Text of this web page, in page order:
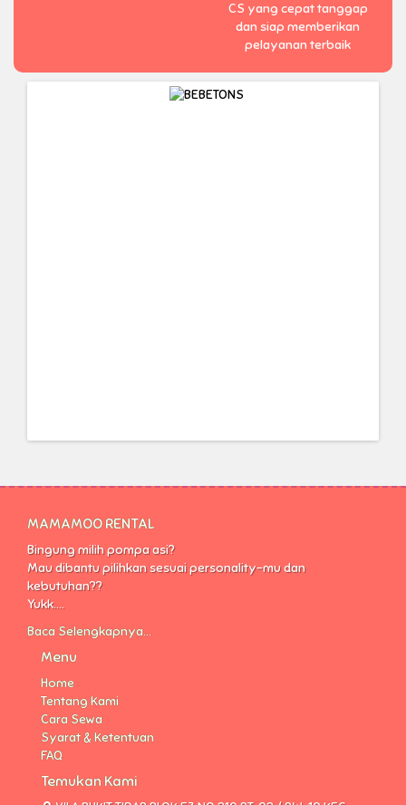
CS yang cepat tanggap
dan siap memberikan
pelayanan terbaik
MAMAMOO RENTAL
Bingung milih pompa asi?
Mau dibantu pilihkan sesuai personality-mu dan
kebutuhan??
Yukk....
Baca Selengkapnya...
Menu
Home
Tentang Kami
Cara Sewa
Syarat & Ketentuan
FAQ
Temukan Kami